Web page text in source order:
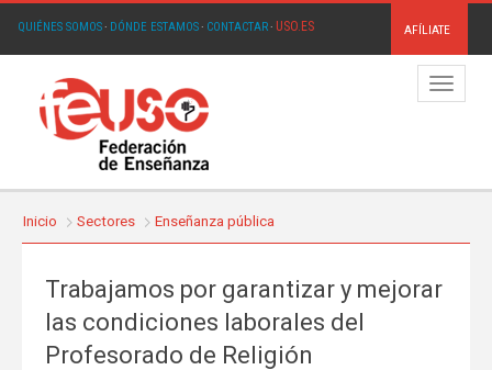
QUIÉNES SOMOS· DÓNDE ESTAMOS· CONTACTAR· USO.ES AFÍLIATE
Menú
Inicio Sectores Enseñanza pública
Trabajamos por garantizar y mejorar
las condiciones laborales del
Profesorado de Religión